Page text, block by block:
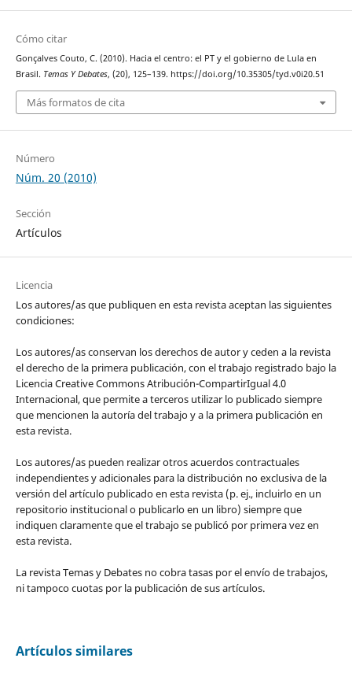
Cómo citar
Gonçalves Couto, C. (2010). Hacia el centro: el PT y el gobierno de Lula en
Brasil. Temas Y Debates, (20), 125–139. https://doi.org/10.35305/tyd.v0i20.51
Más formatos de cita
Número
Núm. 20 (2010)
Sección
Artículos
Licencia
Los autores/as que publiquen en esta revista aceptan las siguientes
condiciones:
Los autores/as conservan los derechos de autor y ceden a la revista
el derecho de la primera publicación, con el trabajo registrado bajo la
Licencia Creative Commons Atribución-CompartirIgual 4.0
Internacional, que permite a terceros utilizar lo publicado siempre
que mencionen la autoría del trabajo y a la primera publicación en
esta revista.
Los autores/as pueden realizar otros acuerdos contractuales
independientes y adicionales para la distribución no exclusiva de la
versión del artículo publicado en esta revista (p. ej., incluirlo en un
repositorio institucional o publicarlo en un libro) siempre que
indiquen claramente que el trabajo se publicó por primera vez en
esta revista.
La revista Temas y Debates no cobra tasas por el envío de trabajos,
ni tampoco cuotas por la publicación de sus artículos.
Artículos similares